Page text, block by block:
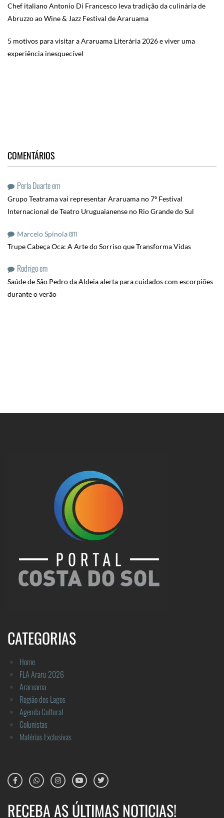
Chef italiano Antonio Di Francesco leva tradição da culinária de
Abruzzo ao Wine & Jazz Festival de Araruama
5 motivos para visitar a Araruama Literária 2026 e viver uma
experiência inesquecível
COMENTÁRIOS
Perla Duarteem
Grupo Teatrama vai representar Araruama no 7º Festival
Internacional de Teatro Uruguaianense no Rio Grande do Sul
Marcelo Spinolaem
Trupe Cabeça Oca: A Arte do Sorriso que Transforma Vidas
Rodrigoem
Saúde de São Pedro da Aldeia alerta para cuidados com escorpiões
durante o verão
CATEGORIAS
Home
FLA Araru 2026
Araruama
Região dos Lagos
Agenda Cultural
Colunistas
Matérias Exclusivas
RECEBA AS ÚLTIMAS NOTICIAS!